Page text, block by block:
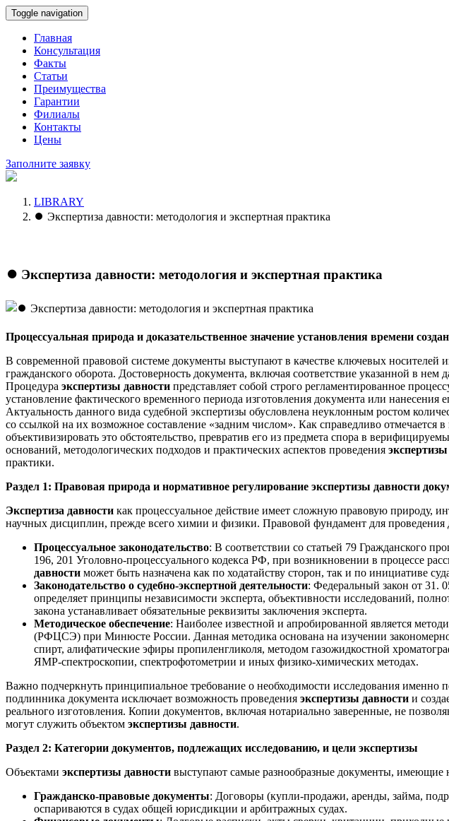
Toggle navigation
Главная
Консультация
Факты
Статьи
Преимущества
Гарантии
Филиалы
Контакты
Цены
Заполните заявку
LIBRARY
⏺️ Экспертиза давности: методология и экспертная практика
⏺️ Экспертиза давности: методология и экспертная практика
Процессуальная природа и доказательственное значение установления времени
В современной правовой системе документы выступают в качестве ключевых
гражданского оборота. Достоверность документа, включая соответствие указанной в
Процедура экспертизы давности представляет собой строго регламентированное
установление фактического временного периода изготовления документа или
Актуальность данного вида судебной экспертизы обусловлена неуклонным ростом
со ссылкой на их возможное составление «задним числом». Как справедливо отмечается
объективизировать это обстоятельство, превратив его из предмета спора в
оснований, методологических подходов и практических аспектов проведения
практики.
Раздел 1: Правовая природа и нормативное регулирование экспертизы давности
Экспертиза давности как процессуальное действие имеет сложную правовую природу,
научных дисциплин, прежде всего химии и физики. Правовой фундамент для проведения
Процессуальное законодательство: В соответствии со статьей 79 Гражданского
196, 201 Уголовно-процессуального кодекса РФ, при возникновении в процессе
давности может быть назначена как по ходатайству сторон, так и по инициативе
Законодательство о судебно-экспертной деятельности: Федеральный закон от 31.
определяет принципы независимости эксперта, объективности исследований,
закона устанавливает обязательные реквизиты заключения эксперта.
Методическое обеспечение: Наиболее известной и апробированной является
(РФЦСЭ) при Минюсте России. Данная методика основана на изучении
спирт, алифатические эфиры пропиленгликоля, методом газожидкостной
ЯМР-спектроскопии, спектрофотометрии и иных физико-химических методах.
Важно подчеркнуть принципиальное требование о необходимости исследования именно
подлинника документа исключает возможность проведения экспертизы давности и
реального изготовления. Копии документов, включая нотариально заверенные, не
могут служить объектом экспертизы давности.
Раздел 2: Категории документов, подлежащих исследованию, и цели экспертизы
Объектами экспертизы давности выступают самые разнообразные документы, имеющие
Гражданско-правовые документы: Договоры (купли-продажи, аренды, займа,
оспариваются в судах общей юрисдикции и арбитражных судах.